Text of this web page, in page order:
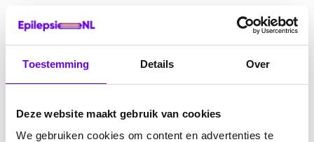
Toestemming Details Over
Deze website maakt gebruik van cookies
We gebruiken cookies om content en advertenties te